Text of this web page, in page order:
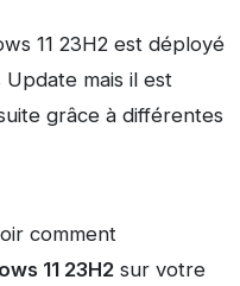
11 23H2 est déployé
mais il est
grâce à différentes
comment
11 23H2 sur votre